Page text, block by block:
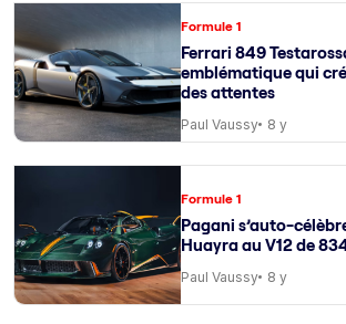
Formule 1
Ferrari 849
emblématique qui
des attentes
Paul Vaussy 8 y
Formule 1
Pagani s’auto-
Huayra au V12 de
Paul Vaussy 8 y